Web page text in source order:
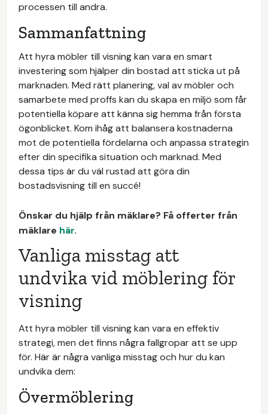
processen till andra.
Sammanfattning
Att hyra möbler till visning kan vara en smart
investering som hjälper din bostad att sticka ut på
marknaden. Med rätt planering, val av möbler och
samarbete med proffs kan du skapa en miljö som får
potentiella köpare att känna sig hemma från första
ögonblicket. Kom ihåg att balansera kostnaderna
mot de potentiella fördelarna och anpassa strategin
efter din specifika situation och marknad. Med
dessa tips är du väl rustad att göra din
bostadsvisning till en succé!
Önskar du hjälp från mäklare? Få offerter från
mäklare här.
Vanliga misstag att
undvika vid möblering för
visning
Att hyra möbler till visning kan vara en effektiv
strategi, men det finns några fallgropar att se upp
för. Här är några vanliga misstag och hur du kan
undvika dem:
Övermöblering